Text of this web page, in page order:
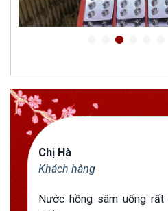
Chị Hà
Khách hàng
Nước hồng sâm uống